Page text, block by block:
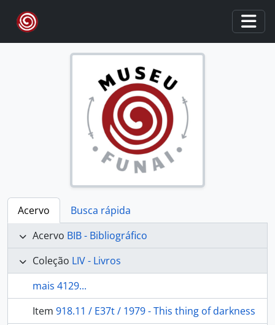
Skip to main content
Acervo
Busca rápida
Acervo BIB - Bibliográfico
Coleção LIV - Livros
mais 4129...
Item 918.11 / E37t / 1979 - This thing of darkness